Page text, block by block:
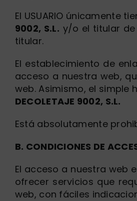
El USUARIO únicamente
9002, S.L. y/o el titular de
titular.
El establecimiento de
acceso a nuestra web,
web. Asimismo, el
DECOLETAJE 9002, S.L.
Está absolutamente
B. CONDICIONES DE
El acceso a nuestra web
ofrecer servicios que
web, con fáciles